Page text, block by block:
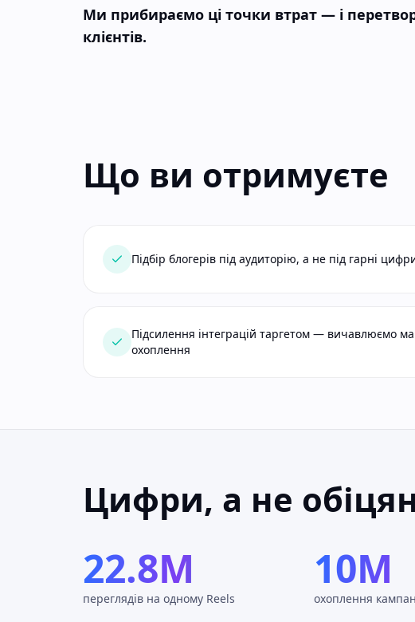
Ми прибираємо ці точки втрат — і
клієнтів.
Що ви отримуєте
Підбір блогерів під аудиторію, а не під гарні
Підсилення інтеграцій таргетом — вичавлюємо
охоплення
Цифри, а не
22.8M
переглядів на одному Reels
10M
охоплення